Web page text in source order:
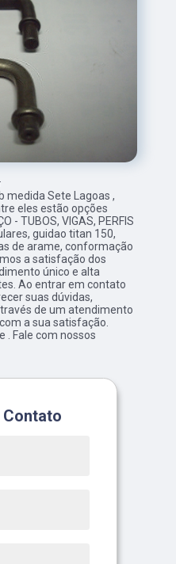
medida Sete Lagoas ,
eles estão opções
- TUBOS, VIGAS, PERFIS
guidao titan 150,
de arame, conformação
a satisfação dos
único e alta
Ao entrar em contato
suas dúvidas,
de um atendimento
a sua satisfação.
. Fale com nossos
Contato